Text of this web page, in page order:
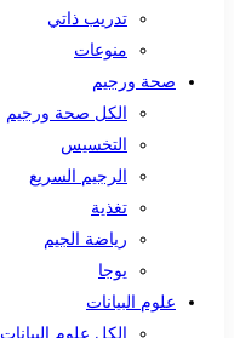
تدريب ذاتي
منوعات
صحة ورجيم
الكل صحة ورجيم
التخسيس
الرجيم السريع
تغذية
رياضة الجيم
يوجا
علوم البيانات
الكل علوم البيانات